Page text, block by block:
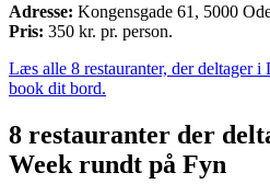
Adresse: Kongensgade 61, 5000
Pris: 350 kr. pr. person.
Læs alle 8 restauranter, der deltager
book dit bord.
8 restauranter der
Week rundt på Fyn